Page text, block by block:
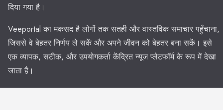
दिया गया है।
Veeportal का मकसद है लोगों तक सतही और वास्तविक समाचार पहुँचाना,
जिससे वे बेहतर निर्णय ले सकें और अपने जीवन को बेहतर बना सकें। इसे
एक व्यापक, सटीक, और उपयोगकर्ता केंद्रित न्यूज प्लेटफॉर्म के रूप में देखा
जाता है।